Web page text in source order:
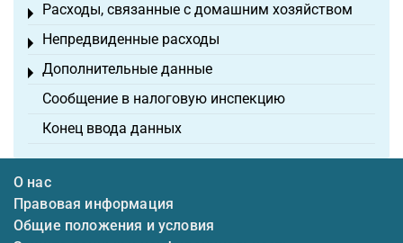
Расходы, связанные с домашним хозяйством
Toggle menu
Непредвиденные расходы
Toggle menu
Дополнительные данные
Toggle menu
Сообщение в налоговую инспекцию
Конец ввода данных
О нас
Правовая информация
Общие положения и условия